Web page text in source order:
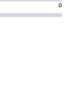
0